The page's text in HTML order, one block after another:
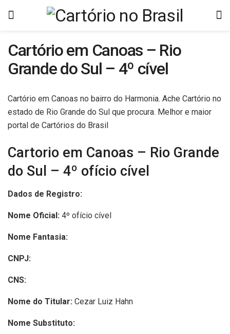
Cartório em Canoas – Rio
Grande do Sul – 4º cível
Cartório em Canoas no bairro do Harmonia. Ache Cartório no
estado de Rio Grande do Sul que procura. Melhor e maior
portal de Cartórios do Brasil
Cartorio em Canoas – Rio Grande
do Sul – 4º ofício cível
Dados de Registro:
Nome Oficial: 4º ofício cível
Nome Fantasia:
CNPJ:
CNS:
Nome do Titular: Cezar Luiz Hahn
Nome Substituto: